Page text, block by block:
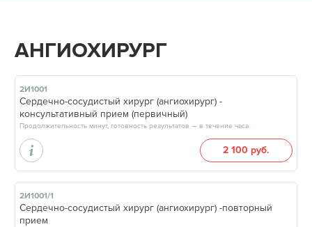
АНГИОХИРУРГ
2И1001
Сердечно-сосудистый хирург (ангиохирург) -
консультативный прием (первичный)
Продолжительность минут, готовность результатов — в течение часа
2 100 руб.
2И1001/1
Сердечно-сосудистый хирург (ангиохирург) -повторный
прием